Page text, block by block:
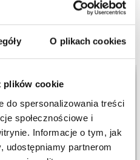
O plikach cookies
plików cookie
do spersonalizowania treści
społecznościowe i
Informacje o tym, jak
udostępniamy partnerom